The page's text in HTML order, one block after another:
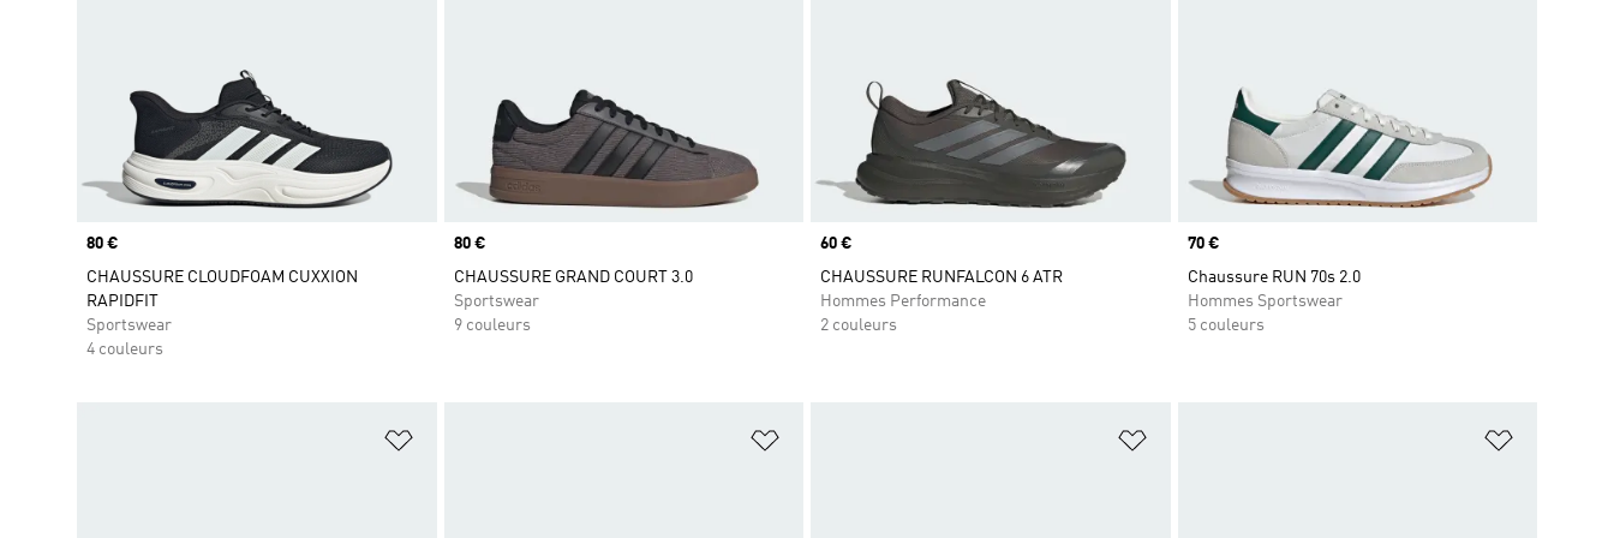
Prix
80 €
CHAUSSURE CLOUDFOAM CUXXION
RAPIDFIT
Sportswear
4 couleurs
Prix
80 €
CHAUSSURE GRAND COURT 3.0
Sportswear
9 couleurs
Prix
60 €
CHAUSSURE RUNFALCON 6 ATR
Hommes Performance
2 couleurs
Prix
70 €
Chaussure RUN 70s 2.0
Hommes Sportswear
5 couleurs